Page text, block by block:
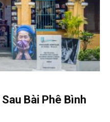
Bài Phê Bình